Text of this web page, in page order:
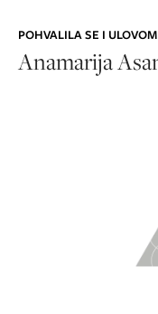
POHVALILA SE I ULOVOM
Anamarija